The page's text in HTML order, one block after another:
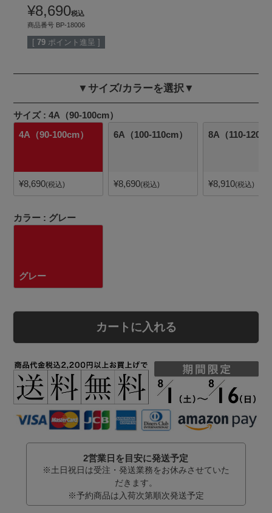
¥8,690税込
商品番号 BP-18006
[ 79 ポイント進呈 ]
▼サイズ/カラーを選択▼
サイズ
4A（90-100cm）
4A（90-100cm）
¥8,690 税込
6A（100-110cm）
¥8,690 税込
8A（110-
¥8,910 税込
カラー グレー
グレー
カートに入れる
2営業日を目安に発送予定
※土日祝日は受注・発送業務をお休みさせていた
だきます。
※予約商品は入荷次第順次発送予定